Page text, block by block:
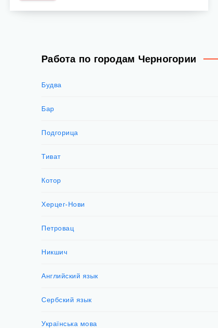
Работа по городам Черногории
Будва
Бар
Подгорица
Тиват
Котор
Херцег-Нови
Петровац
Никшич
Английский язык
Сербский язык
Українська мова